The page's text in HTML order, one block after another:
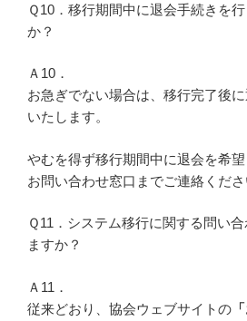
Ｑ10．移行期間中に退会手続きを
か？
Ａ10．
お急ぎでない場合は、移行完了後
いたします。
やむを得ず移行期間中に退会を希望
お問い合わせ窓口までご連絡くださ
Ｑ11．システム移行に関する問い
ますか？
Ａ11．
従来どおり、協会ウェブサイトの